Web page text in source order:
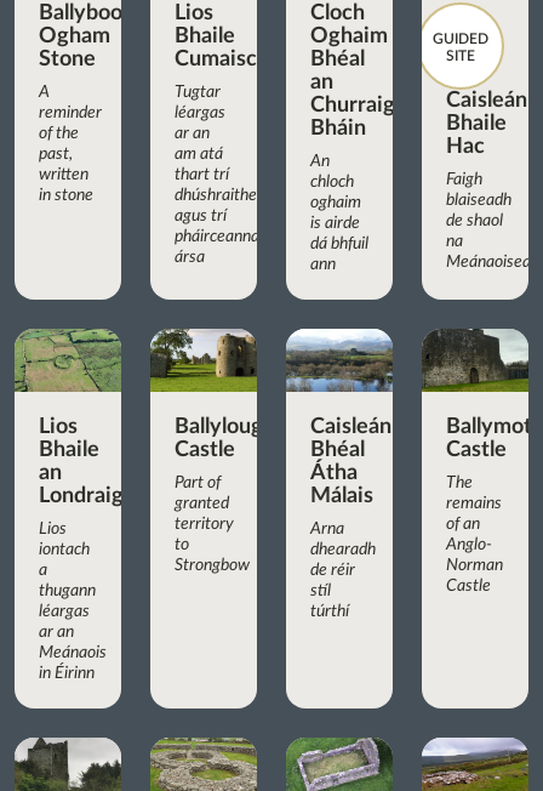
Ballyboodan
Ogham
Stone
A
reminder
of the
past,
written
in stone
Lios
Bhaile
Cumaisc
Tugtar
léargas
ar an
am atá
thart trí
dhúshraitheanna
agus trí
pháirceanna
ársa
Cloch
Oghaim
Bhéal
an
Churraigh
Bháin
An
chloch
oghaim
is airde
dá bhfuil
ann
GUIDED
SITE
Caisleán
Bhaile
Hac
Faigh
blaiseadh
de shaol
na
Lios
Bhaile
an
Londraigh
Lios
iontach
a
thugann
léargas
ar an
Meánaois
in Éirinn
Ballyloughan
Castle
Part of
granted
territory
to
Strongbow
Caisleán
Bhéal
Átha
Málais
Arna
dhearadh
de réir
stíl
túrthí
Ballymote
Castle
The
remains
of an
Anglo-
Norman
Castle